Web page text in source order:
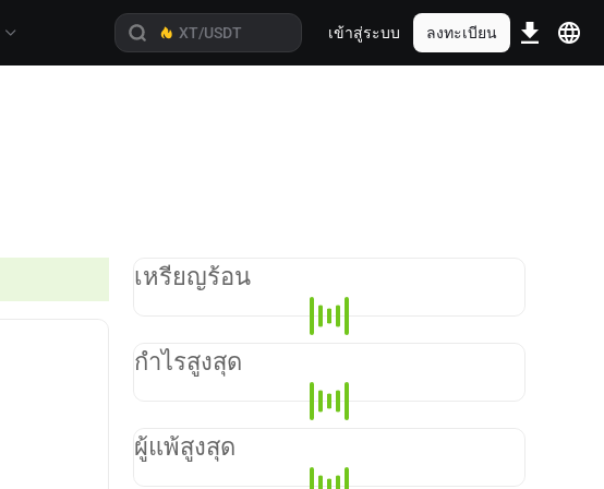
เข้าสู่ระบบ ลงทะเบียน
เหรียญร้อน
กำไรสูงสุด
ผู้แพ้สูงสุด